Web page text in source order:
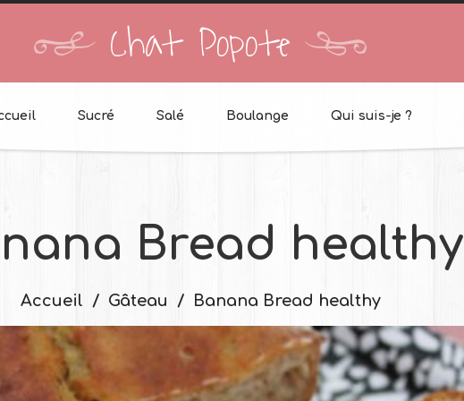
Chat Popote
Sucré Salé Boulange Qui suis-je ?
Bread healthy
Accueil Gâteau Banana Bread healthy